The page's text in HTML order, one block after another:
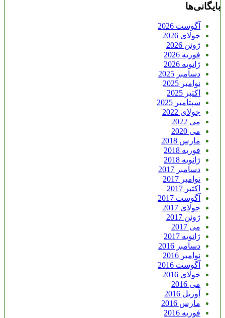
بایگانی‌ها
آگوست 2026
جولای 2026
ژوئن 2026
فوریه 2026
ژانویه 2026
دسامبر 2025
نوامبر 2025
اکتبر 2025
سپتامبر 2025
جولای 2022
می 2022
می 2020
مارس 2018
فوریه 2018
ژانویه 2018
دسامبر 2017
نوامبر 2017
اکتبر 2017
آگوست 2017
جولای 2017
ژوئن 2017
می 2017
ژانویه 2017
دسامبر 2016
نوامبر 2016
آگوست 2016
جولای 2016
می 2016
آوریل 2016
مارس 2016
فوریه 2016